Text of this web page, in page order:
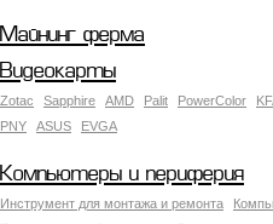
Майнинг ферма
Видеокарты
Zotac Sapphire AMD Palit PowerColor
PNY
ASUS EVGA
Компьютеры и периферия
Инструмент для монтажа и ремонта